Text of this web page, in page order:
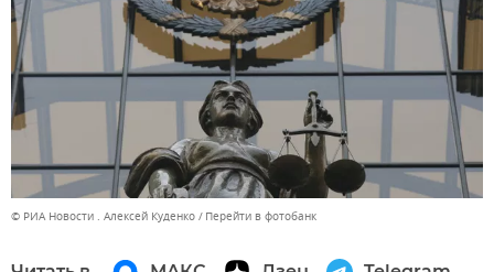
© РИА Новости . Алексей Куденко Перейти в фотобанк